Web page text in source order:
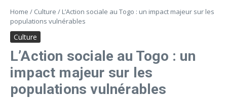
Home / Culture / L’Action sociale au Togo : un impact majeur sur les
populations vulnérables
Culture
L’Action sociale au Togo : un
impact majeur sur les
populations vulnérables